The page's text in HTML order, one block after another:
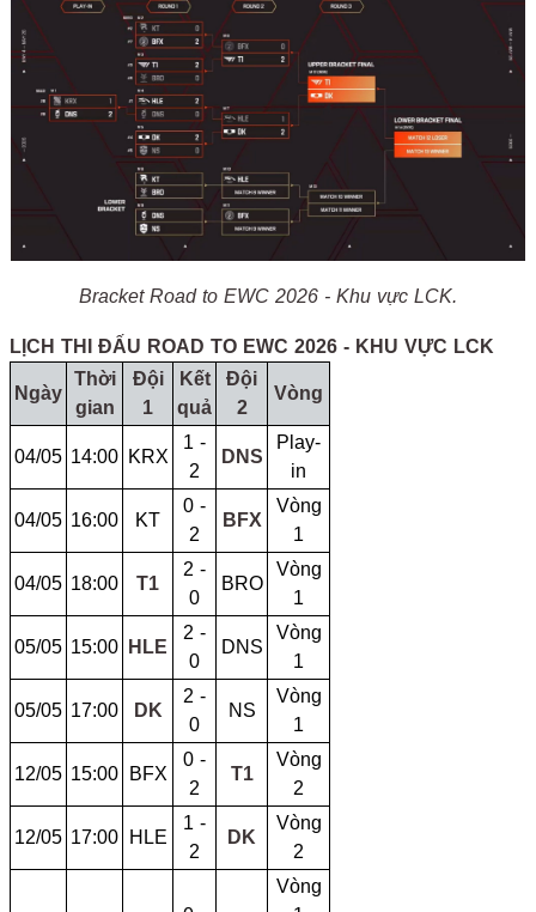
Bracket Road to EWC 2026 - Khu vực LCK.
LỊCH THI ĐẤU ROAD TO EWC 2026 - KHU VỰC LCK
Ngày
Thời
gian
Đội
1
Kết
quả
Đội
2
Vòng
04/05 14:00 KRX
1 -
2
DNS
Play-
in
04/05 16:00 KT
0 -
2
BFX
Vòng
1
04/05 18:00 T1
2 -
0
BRO
Vòng
1
05/05 15:00 HLE
2 -
0
DNS
Vòng
1
05/05 17:00 DK
2 -
0
NS
Vòng
1
12/05 15:00 BFX
0 -
2
T1
Vòng
2
12/05 17:00 HLE
1 -
2
DK
Vòng
2
Vòng